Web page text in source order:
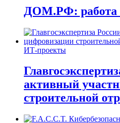
ДОМ.РФ: работа
ИТ-проекты
активный
строительной